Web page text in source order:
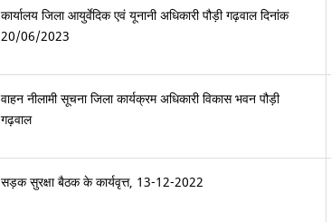
कार्यालय जिला आयुर्वेदिक एवं यूनानी अधिकारी पौड़ी गढ़वाल दिनांक
20/06/2023
वाहन नीलामी सूचना जिला कार्यक्रम अधिकारी विकास भवन पौड़ी
गढ़वाल
सड़क सुरक्षा बैठक के कार्यवृत्त, 13-12-2022